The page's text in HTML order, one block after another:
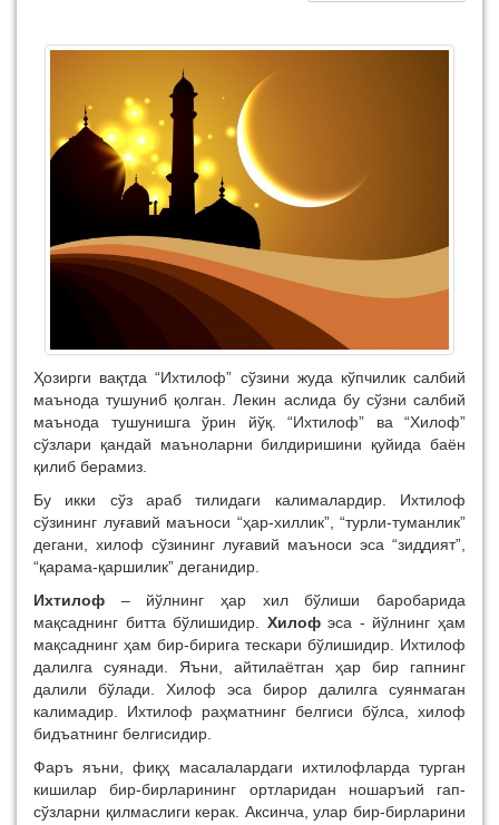
Ҳозирги вақтда “Ихтилоф” сўзини жуда кўпчилик салбий
маънода тушуниб қолган. Лекин аслида бу сўзни салбий
маънода тушунишга ўрин йўқ. “Ихтилоф” ва “Хилоф”
сўзлари қандай маъноларни билдиришини қуйида баён
қилиб берамиз.
Бу икки сўз араб тилидаги калималардир. Ихтилоф
сўзининг луғавий маъноси “ҳар-хиллик”, “турли-туманлик”
дегани, хилоф сўзининг луғавий маъноси эса “зиддият”,
“қарама-қаршилик” деганидир.
Ихтилоф – йўлнинг ҳар хил бўлиши баробарида
мақсаднинг битта бўлишидир. Хилофэса - йўлнинг ҳам
мақсаднинг ҳам бир-бирига тескари бўлишидир. Ихтилоф
далилга суянади. Яъни, айтилаётган ҳар бир гапнинг
далили бўлади. Хилоф эса бирор далилга суянмаган
калимадир. Ихтилоф раҳматнинг белгиси бўлса, хилоф
бидъатнинг белгисидир.
Фаръ яъни, фиқҳ масалалардаги ихтилофларда турган
кишилар бир-бирларининг ортларидан ношаръий гап-
сўзларни қилмаслиги керак. Аксинча, улар бир-бирларини